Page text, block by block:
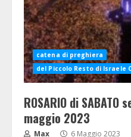
catena di preghiera
del Piccolo Resto di Israele
ROSARIO di
maggio 2023
Max 6 Maggio 2023